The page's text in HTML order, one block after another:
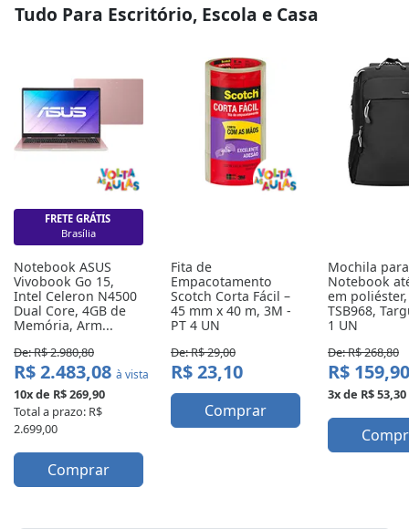
Tudo Para Escritório, Escola e Casa
FRETE GRÁTIS
Brasília
Notebook ASUS
Vivobook Go 15,
Intel Celeron N4500
Dual Core, 4GB de
Memória, Arm...
De: R$ 2.980,80
R$ 2.483,08 à vista
10x de R$ 269,90
Total a prazo: R$
2.699,00
Comprar
Fita de
Empacotamento
Scotch Corta Fácil –
45 mm x 40 m, 3M -
PT 4 UN
De: R$ 29,00
R$ 23,10
Comprar
Mochila para
Notebook
em
TSB968,
1 UN
De: R$ 268,80
R$ 159,90
3x de R$ 53,30